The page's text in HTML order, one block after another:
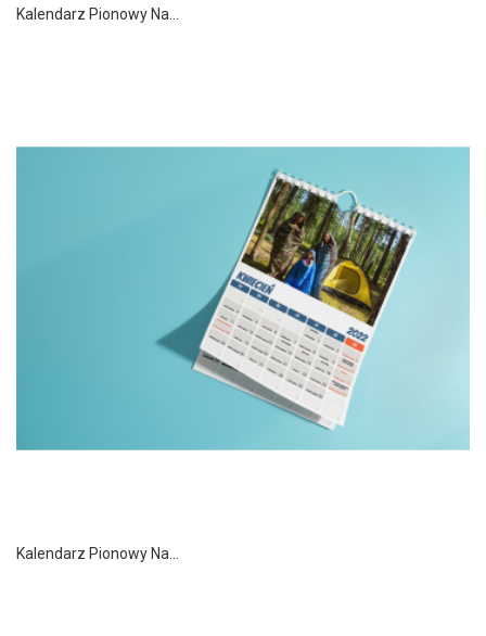
Kalendarz Pionowy Na...
Kalendarz Pionowy Na...